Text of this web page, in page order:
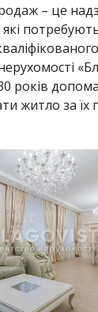
– це
років
житло за